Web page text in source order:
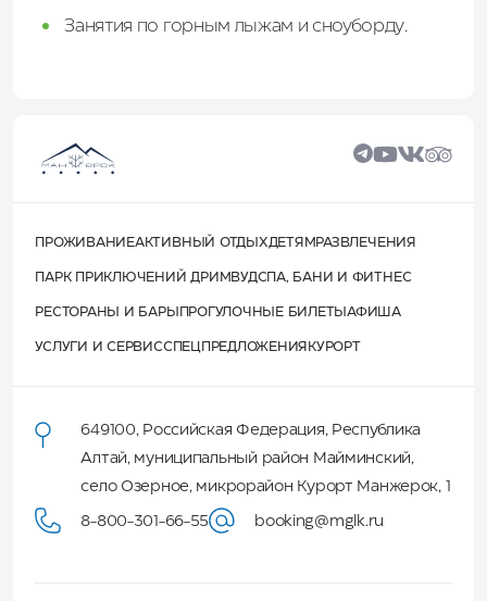
Занятия по горным лыжам и сноуборду.
ПРОЖИВАНИЕАКТИВНЫЙ ОТДЫХДЕТЯМ РАЗВЛЕЧЕНИЯ
ПАРК ПРИКЛЮЧЕНИЙ ДРИМВУД СПА, БАНИ И ФИТНЕС
РЕСТОРАНЫ И БАРЫ ПРОГУЛОЧНЫЕ БИЛЕТЫАФИША
УСЛУГИ И СЕРВИССПЕЦПРЕДЛОЖЕНИЯ КУРОРТ
649100, Российская Федерация, Республика
Алтай, муниципальный район Майминский,
село Озерное, микрорайон Курорт Манжерок, 1
8-800-301-66-55 booking@mglk.ru